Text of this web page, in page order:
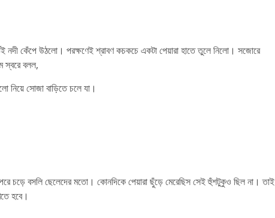
নদী কেঁপে উঠলো। পরক্ষণেই শ্রাবণ কচকচে একটা পেয়ারা হাতে তুলে নিলো। সজোরে
স্বরে বলল,
নিয়ে সোজা বাড়িতে চলে যা।
চড়ে বসলি ছেলেদের মতো। কোনদিকে পেয়ারা ছুঁড়ে মেরেছিস সেই হুঁশটুকুও ছিল না। তাই
হবে।